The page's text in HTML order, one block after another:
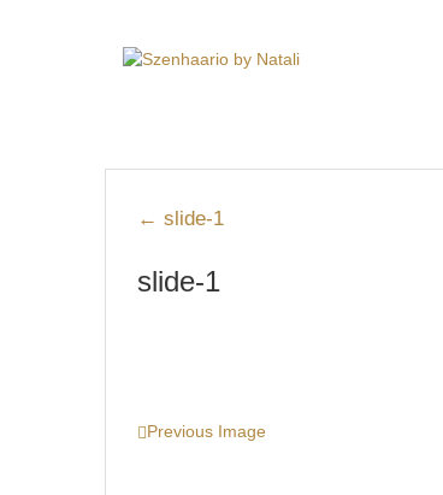
← slide-1
slide-1
Previous Image